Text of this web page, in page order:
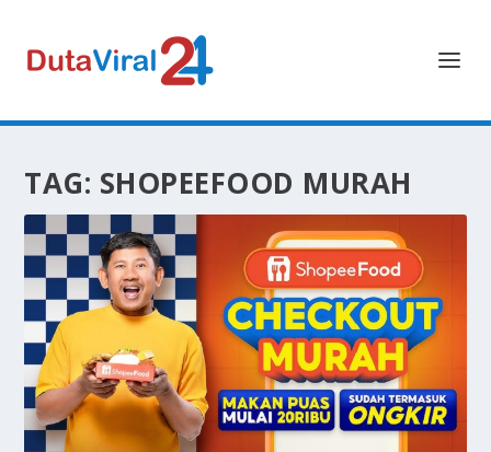
TAG: SHOPEEFOOD MURAH